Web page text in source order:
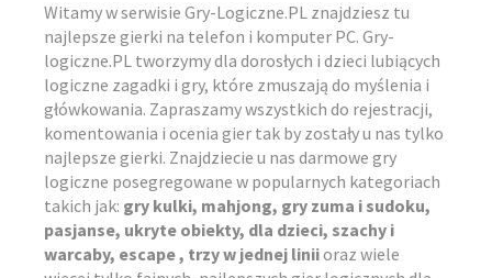
Witamy w serwisie Gry-Logiczne.PL znajdziesz tu
najlepsze gierki na telefon i komputer PC. Gry-
logiczne.PL tworzymy dla dorosłych i dzieci lubiących
logiczne zagadki i gry, które zmuszają do myślenia i
główkowania. Zapraszamy wszystkich do rejestracji,
komentowania i ocenia gier tak by zostały u nas tylko
najlepsze gierki. Znajdziecie u nas darmowe gry
logiczne posegregowane w popularnych kategoriach
takich jak: gry kulki, mahjong, gry zuma i sudoku,
pasjanse, ukryte obiekty, dla dzieci, szachy i
warcaby, escape , trzy w jednej liniioraz wiele